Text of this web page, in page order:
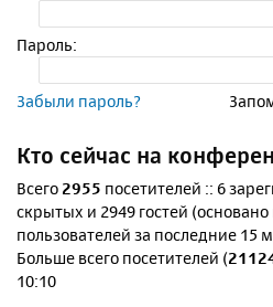
Пароль:
Забыли пароль?
Кто сейчас на
Всего 2955 посетителей :: 6
скрытых и 2949 гостей (основано
пользователей за последние 15
Больше всего посетителей (
10:10